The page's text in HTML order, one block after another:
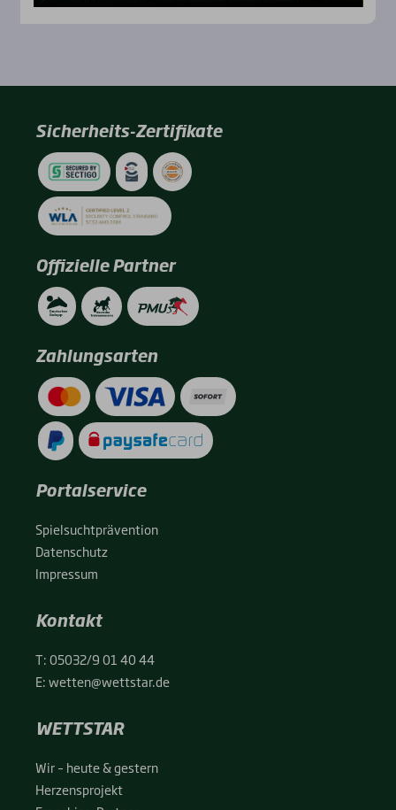
Sicherheits-Zertifikate
Offizielle Partner
Zahlungsarten
Portalservice
Spiel­sucht­prä­ven­ti­on
Daten­schutz
Impres­sum
Kontakt
T:05032/9 01 40 44
E:wetten@wettstar.de
WETTSTAR
Wir – heu­te & ges­tern
Her­zens­pro­jekt